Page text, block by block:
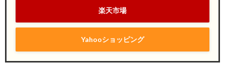
楽天市場
Yahooショッピング